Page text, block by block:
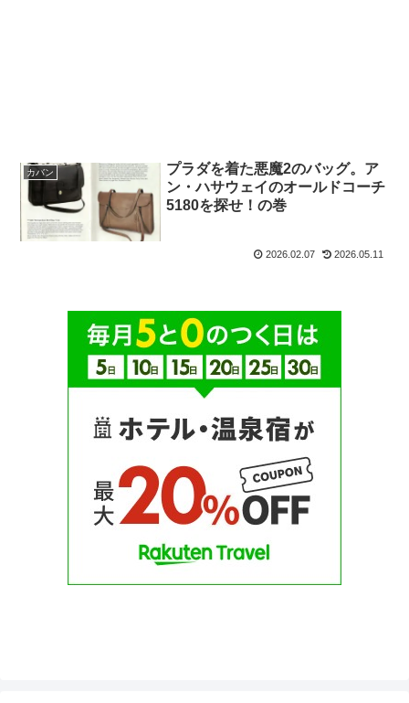
カバン
プラダを着た悪魔2のバッグ。ア
ン・ハサウェイのオールドコーチ
5180を探せ！の巻
2026.02.07 2026.05.11